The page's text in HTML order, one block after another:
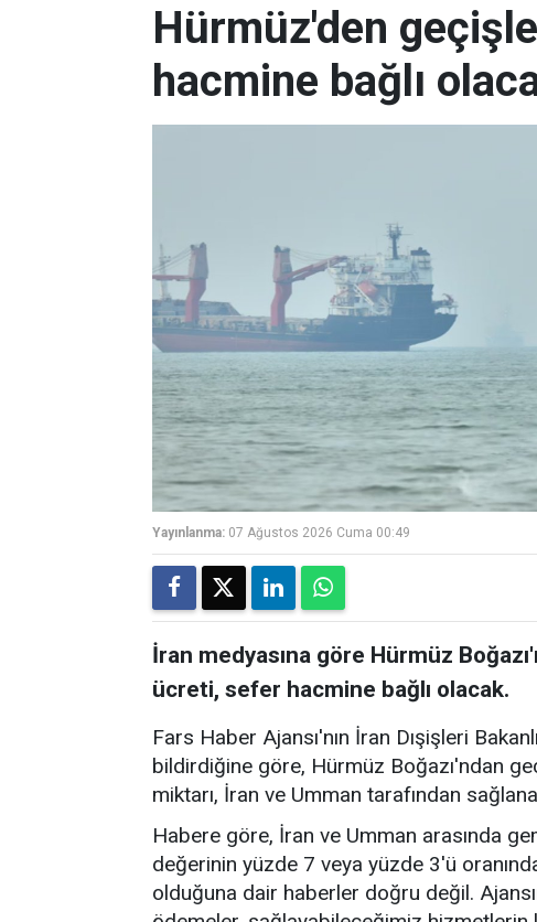
Hürmüz'den
hacmine bağlı
Yayınlanma: 07 Ağustos 2026 Cuma 00:49
İran medyasına göre Hürmüz
ücreti, sefer hacmine bağlı olacak.
Fars Haber Ajansı'nın İran Dışişleri
bildirdiğine göre, Hürmüz Boğazı'ndan
miktarı, İran ve Umman tarafından
Habere göre, İran ve Umman arasında
değerinin yüzde 7 veya yüzde 3'ü
olduğuna dair haberler doğru değil.